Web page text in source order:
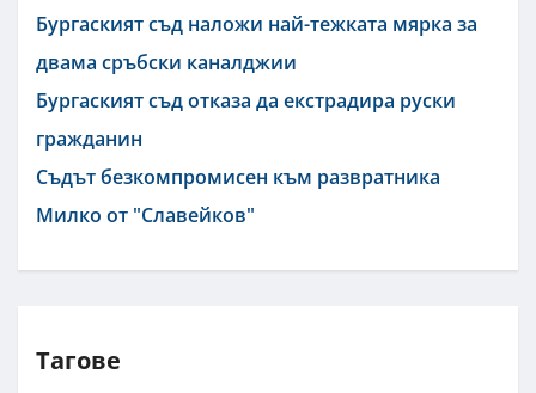
Бургаският съд наложи най-тежката мярка за
двама сръбски каналджии
Бургаският съд отказа да екстрадира руски
гражданин
Съдът безкомпромисен към развратника
Милко от "Славейков"
Тагове